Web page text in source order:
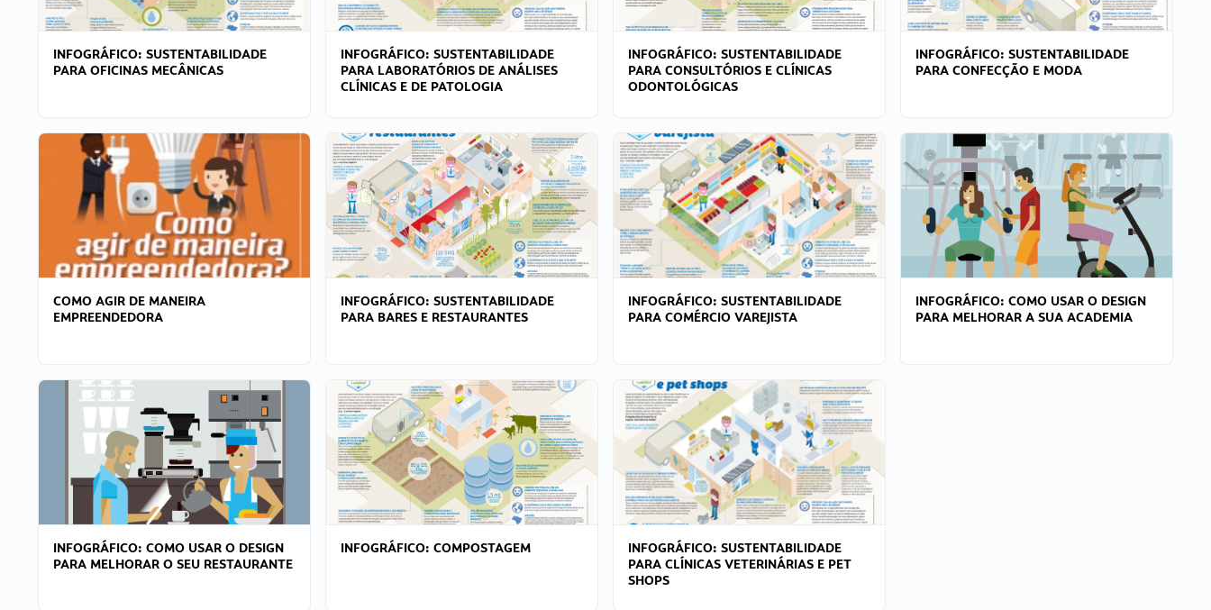
INFOGRÁFICO: SUSTENTABILIDADE
PARA OFICINAS MECÂNICAS
INFOGRÁFICO: SUSTENTABILIDADE
PARA LABORATÓRIOS DE ANÁLISES
CLÍNICAS E DE PATOLOGIA
INFOGRÁFICO: SUSTENTABILIDADE
PARA CONSULTÓRIOS E CLÍNICAS
ODONTOLÓGICAS
INFOGRÁFICO: SUSTENTABILIDADE
PARA CONFECÇÃO E MODA
COMO AGIR DE MANEIRA
EMPREENDEDORA
INFOGRÁFICO: SUSTENTABILIDADE
PARA BARES E RESTAURANTES
INFOGRÁFICO: SUSTENTABILIDADE
PARA COMÉRCIO VAREJISTA
INFOGRÁFICO: COMO USAR O DESIGN
PARA MELHORAR A SUA ACADEMIA
INFOGRÁFICO: COMO USAR O DESIGN
PARA MELHORAR O SEU RESTAURANTE
INFOGRÁFICO: COMPOSTAGEM
INFOGRÁFICO: SUSTENTABILIDADE
PARA CLÍNICAS VETERINÁRIAS E PET
SHOPS